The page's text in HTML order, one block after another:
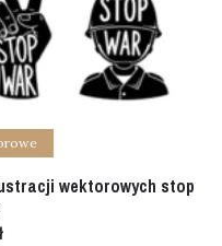
wektorowych stop